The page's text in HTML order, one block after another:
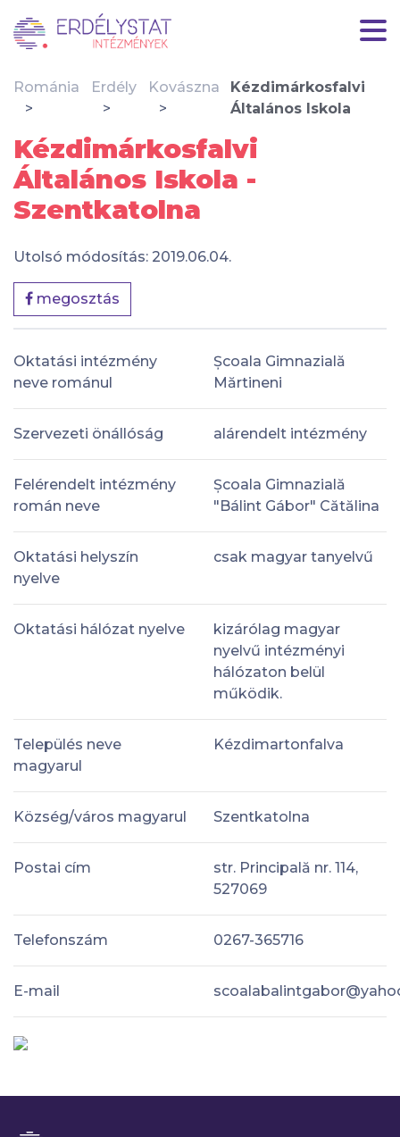
Románia Erdély Kovászna
Kézdimárkosfalvi
Általános Iskola
Kézdimárkosfalvi
Általános Iskola -
Szentkatolna
Utolsó módosítás: 2019.06.04.
megosztás
Oktatási intézmény
neve románul
Școala Gimnazială
Mărtineni
Szervezeti önállóság alárendelt intézmény
Felérendelt intézmény
román neve
Școala Gimnazială
"Bálint Gábor" Cătălina
Oktatási helyszín
nyelve
csak magyar tanyelvű
Oktatási hálózat nyelve
kizárólag magyar
nyelvű intézményi
hálózaton belül
működik.
Település neve
magyarul
Kézdimartonfalva
Község/város magyarul Szentkatolna
Postai cím
str. Principală nr. 114,
527069
Telefonszám 0267-365716
E-mail